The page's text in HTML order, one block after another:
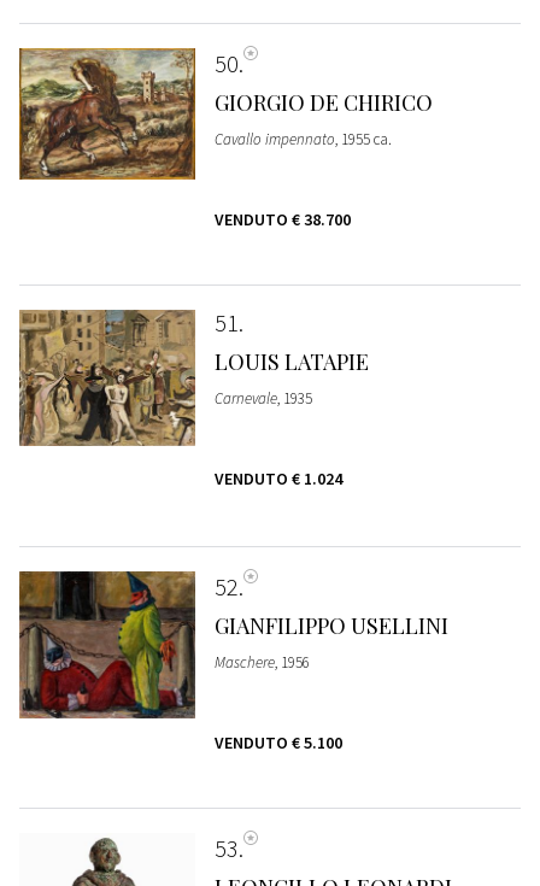
50
GIORGIO DE CHIRICO
Cavallo impennato, 1955 ca.
VENDUTO € 38.700
51
LOUIS LATAPIE
Carnevale, 1935
VENDUTO € 1.024
52
GIANFILIPPO USELLINI
Maschere, 1956
VENDUTO € 5.100
53